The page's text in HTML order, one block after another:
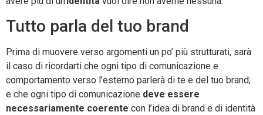
Tutto parla del tuo brand
Prima di muovere verso argomenti un po’ più strutturati, sarà
il caso di ricordarti che ogni tipo di comunicazione e
comportamento verso l’esterno parlerà di te e del tuo brand;
e che ogni tipo di comunicazione deve essere
necessariamente coerente con l’idea di brand e di identità